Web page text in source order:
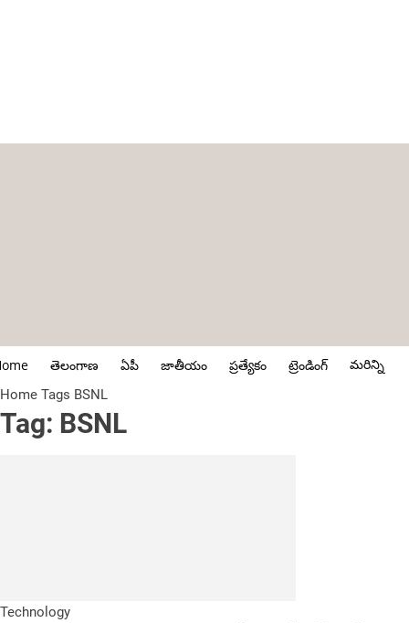
తెలంగాణ ఏపీ జాతీయం ప్రత్యేకం ట్రెండింగ్ మరిన్ని
Home Tags BSNL
Tag: BSNL
Technology